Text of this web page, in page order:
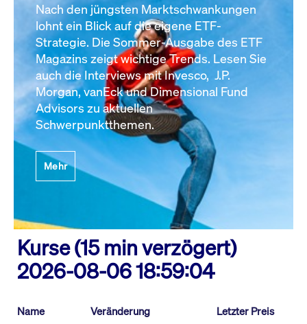
Nach den jüngsten Marktschwankungen
lohnt ein Blick auf die eigene ETF-
Strategie. Die Sommer-Ausgabe des ETF
Magazins zeigt wichtige Trends. Lesen Sie
auch die Interviews mit Invesco, J.P.
Morgan, vanEck und Dimensional Fund
Advisors zu aktuellen
Schwerpunktthemen.
Mehr
Kurse (15 min verzögert)
2026-08-06 18:59:04
Name Veränderung Letzter Preis